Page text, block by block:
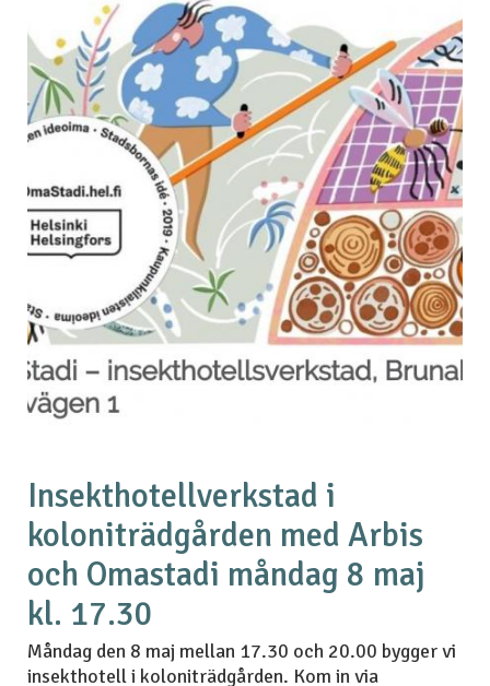
Insekthotellverkstad i
koloniträdgården med Arbis
och Omastadi måndag 8 maj
kl. 17.30
Måndag den 8 maj mellan 17.30 och 20.00 bygger vi
insekthotell i koloniträdgården. Kom in via